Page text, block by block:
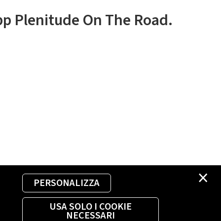
×
PERSONALIZZA
USA SOLO I COOKIE
NECESSARI
Plenitude On The Road.